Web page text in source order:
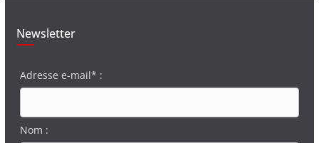
Newsletter
Adresse e-mail* :
Nom :